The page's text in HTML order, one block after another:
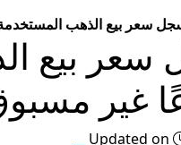
سعر بيع الذهب المستخدمة في
بيع
غير مسبوق ،
Updated on